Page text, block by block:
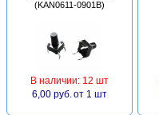
(KAN0611-0901B)
В наличии: 12 шт
6,00 руб. от 1 шт